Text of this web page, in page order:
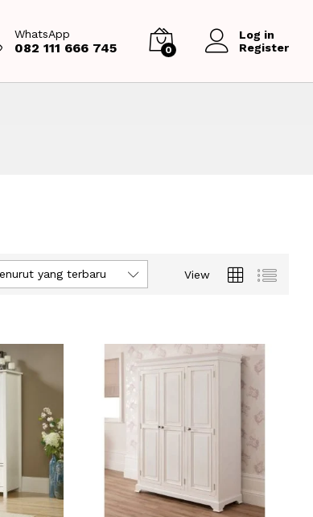
WhatsApp
082 111 666 745 0
Log in
Register
View
yang terbaru